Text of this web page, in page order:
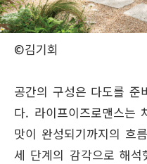
©김기회
공간의 구성은 다도를 준
다. 라이프이즈로맨스는
맛이 완성되기까지의 흐
세 단계의 감각으로 해